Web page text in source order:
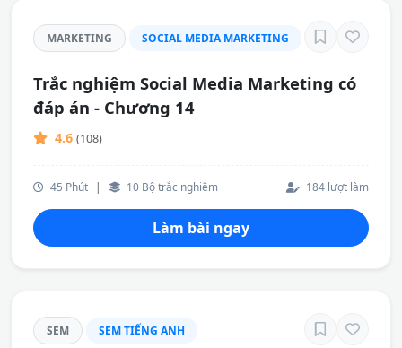
MARKETING SOCIAL MEDIA MARKETING
Trắc nghiệm Social Media Marketing có
đáp án - Chương 14
4.6 (108)
45 Phút | 10 Bộ trắc nghiệm 184 lượt làm
Làm bài ngay
SEM SEM TIẾNG ANH